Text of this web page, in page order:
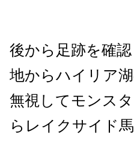
後から足跡を確
地からハイリア
無視してモンス
らレイクサイド